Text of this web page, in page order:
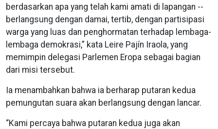
berdasarkan apa yang telah kami amati di lapangan --
berlangsung dengan damai, tertib, dengan partisipasi
warga yang luas dan penghormatan terhadap lembaga-
lembaga demokrasi,” kata Leire Pajín Iraola, yang
memimpin delegasi Parlemen Eropa sebagai bagian
dari misi tersebut.
Ia menambahkan bahwa ia berharap putaran kedua
pemungutan suara akan berlangsung dengan lancar.
“Kami percaya bahwa putaran kedua juga akan